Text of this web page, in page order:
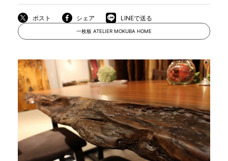
一枚板 ATELIER MOKUBA HOME
MOKUBA について
商品情報
直営店
ポスト シェア LINEで送る
一枚板 ATELIER MOKUBA HOME